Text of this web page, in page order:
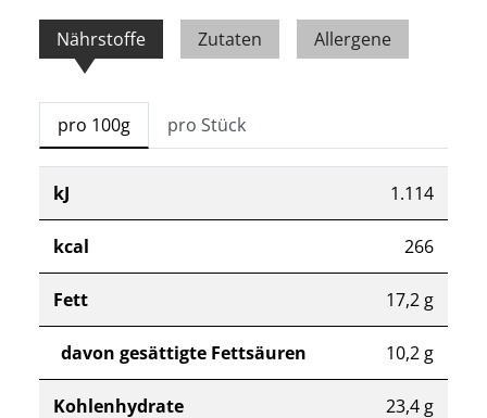
Nährstoffe Zutaten Allergene
pro 100g pro Stück
kJ 1.114
kcal 266
Fett 17,2 g
davon gesättigte Fettsäuren 10,2 g
Kohlenhydrate 23,4 g